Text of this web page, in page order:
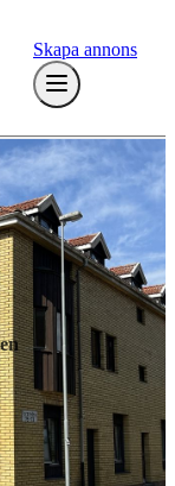
Skapa annons